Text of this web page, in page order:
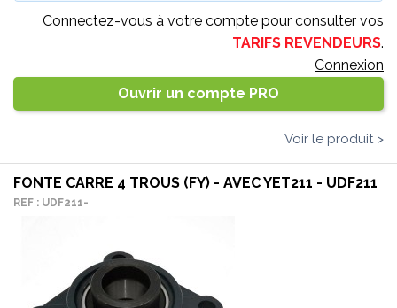
Connectez-vous à votre compte pour consulter vos
TARIFS REVENDEURS.
Connexion
Ouvrir un compte PRO
Voir le produit >
FONTE CARRE 4 TROUS (FY) - AVEC YET211 - UDF211
REF : UDF211-